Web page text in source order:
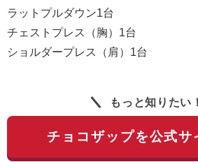
ラットプルダウン1台
チェストプレス（胸）1台
ショルダープレス（肩）1台
もっと知りたい！
チョコザップを公式サ